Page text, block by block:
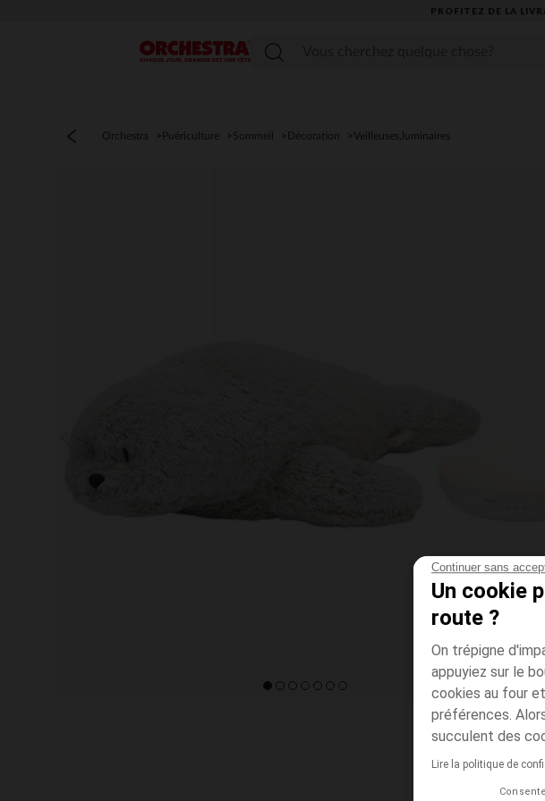
Continuer sans
Un cookie
route ?
On trépigne
appuyiez sur le
cookies au four
préférences.
succulent des
Lire la politique de
PROFITEZ DE LA
Menu
Orchestra Puériculture Sommeil Décoration Veilleuses,luminaires